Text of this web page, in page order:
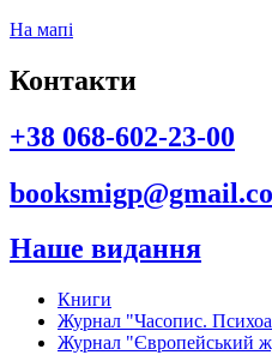
На мапі
Контакти
+38 068-602-23-00
Наше видання
Книги
Журнал "Часопис.
Журнал "Європейський